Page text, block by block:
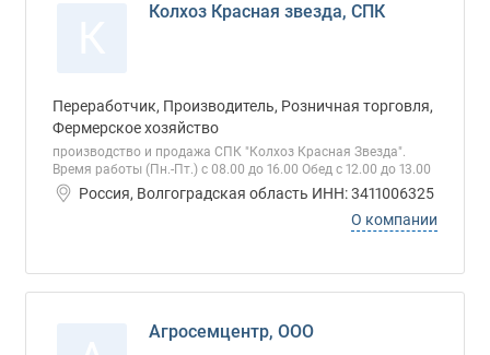
Колхоз Красная звезда, СПК
Переработчик, Производитель, Розничная торговля,
Фермерское хозяйство
производство и продажа СПК "Колхоз Красная Звезда".
Время работы (Пн.-Пт.) с 08.00 до 16.00 Обед с 12.00 до 13.00
Россия, Волгоградская область ИНН: 3411006325
О компании
Агросемцентр, ООО